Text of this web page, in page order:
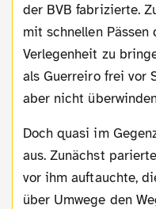
der BVB fabrizierte.
mit schnellen
Verlegenheit zu
als Guerreiro frei vor
aber nicht
Doch quasi im Gegenzug baute Lazio die Führung
aus. Zunächst
vor ihm auftauchte,
über Umwege den